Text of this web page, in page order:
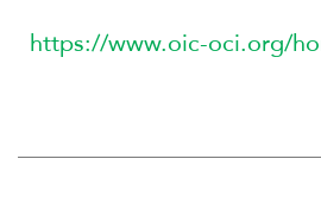
https://www.oic-oci.org/